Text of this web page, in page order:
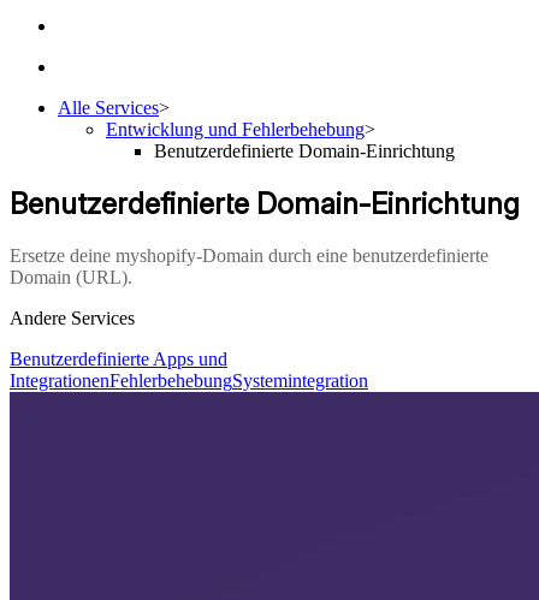
Alle Services>
Entwicklung und Fehlerbehebung>
Benutzerdefinierte Domain-Einrichtung
Benutzerdefinierte Domain-Einrichtung
Ersetze deine myshopify-Domain durch eine benutzerdefinierte
Domain (URL).
Andere Services
Benutzerdefinierte Apps und
IntegrationenFehlerbehebungSystemintegration